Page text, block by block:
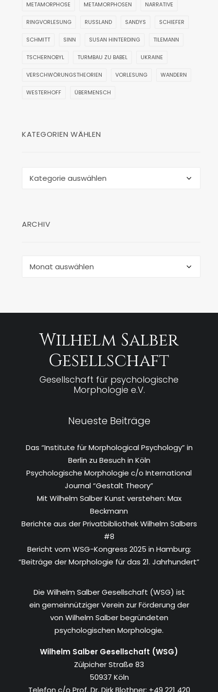
METAMORPHOSE METAMORPHOSEN NARRATIVE
RINGVORLESUNG RUSSLAND SANDYS SCHIEFER
SCHMITT SINN SUSAN HINTERDING TILEMANN
TSCHERNOBYL TURMBAU ZU BABEL UKRAINE
VERSCHWÖRUNGSTHEORIEN VORLESUNG WANDERN
WESTERHOFF ÜBERMENSCH
KATEGORIEN WÄHLEN
ARCHIV
Wilhelm Salber
Gesellschaft
Gesellschaft für psychologische
Morphologie e.V.
Neueste Beiträge
Das “Institute für Morphological Psychology” in
Berlin zu Besuch in Köln
Psychologische Morphologie c/o International
Journal “Gestalt Theory”
Mit Wilhelm Salber Kunst verstehen: Max
Beckmann
Berichte aus der Privatbibliothek Wilhelm Salbers
#8
Bericht vom WSG-Kongress 2025 in Hamburg:
“Beiträge der Morphologie für das 21. Jahrhundert”
Die Wilhelm Salber Gesellschaft (WSG) ist
ein gemeinnütziger Verein zur Förderung der
von Wilhelm Salber begründeten
psychologischen Morphologie.
Wilhelm Salber Gesellschaft (WSG)
Zülpicher Straße 83
50937 Köln
Telefon c/o Prof. Dr. Dirk Blothner: +49 221 420